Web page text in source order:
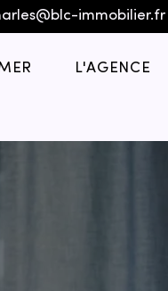
immobilier.fr
L'AGENCE